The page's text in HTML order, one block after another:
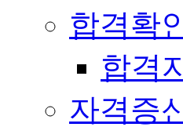
합격확
합격
자격증